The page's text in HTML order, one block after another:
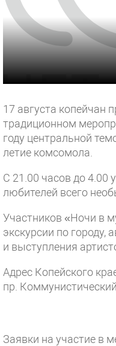
17 августа копейчан
традиционном
году центральной
летие комсомола.
С 21.00 часов до 4.00
любителей всего
Участников «Ночи в
экскурсии по городу,
и выступления
Адрес Копейского
пр.
Заявки на участие в